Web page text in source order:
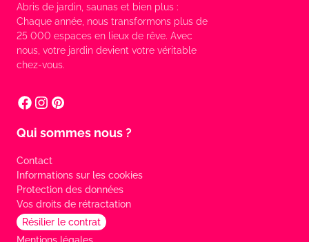
Abris de jardin, saunas et bien plus :
Chaque année, nous transformons plus de
25 000 espaces en lieux de rêve. Avec
nous, votre jardin devient votre véritable
chez-vous.
Qui sommes nous ?
Contact
Informations sur les cookies
Protection des données
Vos droits de rétractation
Résilier le contrat